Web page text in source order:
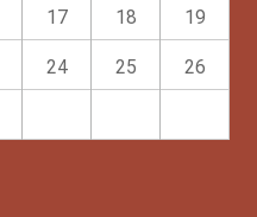
17 18 19
24 25 26